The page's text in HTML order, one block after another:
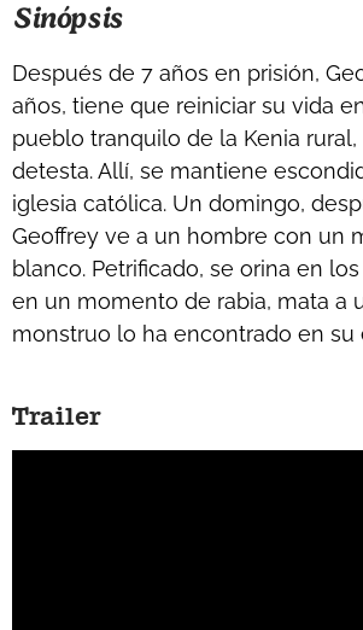
Sinópsis
Después de 7 años en prisión,
años, tiene que reiniciar su vida
pueblo tranquilo de la Kenia
detesta. Allí, se mantiene
iglesia católica. Un domingo,
Geoffrey ve a un hombre con un
blanco. Petrificado, se orina en
en un momento de rabia, mata a
monstruo lo ha encontrado en su
Trailer